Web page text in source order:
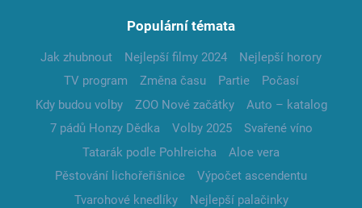
Populární témata
Jak zhubnout Nejlepší filmy 2024
Nejlepší horory
TV program
Změna času Partie
Počasí
Kdy budou volby
ZOO Nové začátky
Auto – katalog
7 pádů Honzy Dědka
Volby 2025
Svařené víno
Tatarák podle Pohlreicha
Aloe vera
Pěstování lichořeřišnice
Výpočet ascendentu
Tvarohové knedlíky
Nejlepší palačinky